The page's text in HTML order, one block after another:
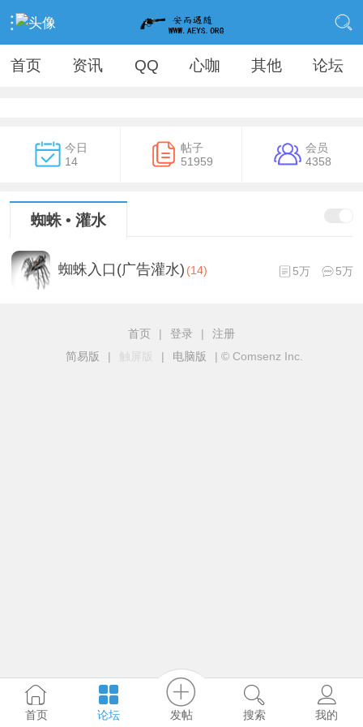
首页 资讯 QQ 心咖 其他 论坛
今日
14
帖子
51959
会员
4358
蜘蛛 • 灌水
蜘蛛入口(广告灌水) (14) 5万 5万
首页 | 登录 |
注册
简易版
| 触屏版 | 电脑版 | © Comsenz Inc.
首页 论坛 发帖 搜索 我的